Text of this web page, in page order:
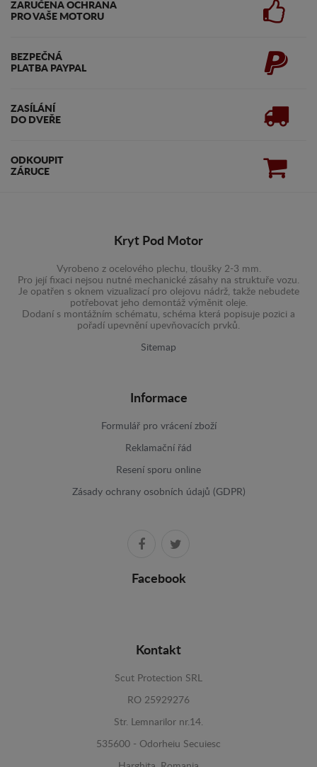
ZARUČENA OCHRANA
PRO VAŠE MOTORU
BEZPEČNÁ
PLATBA PAYPAL
ZASÍLÁNÍ
DO DVEŘE
ODKOUPIT
ZÁRUCE
Kryt Pod Motor
Vyrobeno z ocelového plechu, tloušky 2-3 mm.
Pro její fixaci nejsou nutné mechanické zásahy na struktuře vozu.
Je opatřen s oknem vizualizací pro olejovu nádrž, takže nebudete
potřebovat jeho demontáž výměnit oleje.
Dodaní s montážním schématu, schéma která popisuje pozici a
pořadí upevnění upevňovacích prvků.
Sitemap
Informace
Formulář pro vrácení zboží
Reklamační řád
Resení sporu online
Zásady ochrany osobních údajů (GDPR)
Facebook
Kontakt
Scut Protection SRL
RO 25929276
Str. Lemnarilor nr.14.
535600 - Odorheiu Secuiesc